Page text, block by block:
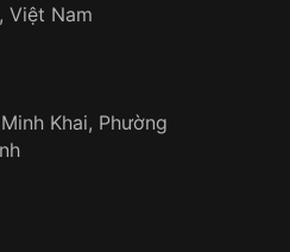
Việt Nam
Khai, Phường